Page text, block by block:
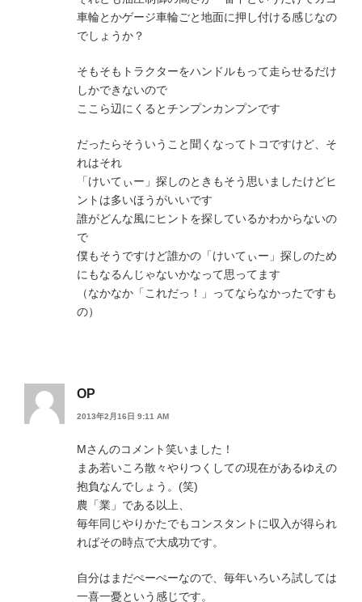
車輪とかゲージ車輪ごと地面に押し付ける感じなの
でしょうか？
そもそもトラクターをハンドルもって走らせるだけ
しかできないので
ここら辺にくるとチンプンカンプンです
だったらそういうこと聞くなってトコですけど、そ
れはそれ
「けいてぃー」探しのときもそう思いましたけどヒ
ントは多いほうがいいです
誰がどんな風にヒントを探しているかわからないの
で
僕もそうですけど誰かの「けいてぃー」探しのため
にもなるんじゃないかなって思ってます
（なかなか「これだっ！」ってならなかったですも
の）
OP
2013年2月16日 9:11 AM
Mさんのコメント笑いました！
まあ若いころ散々やりつくしての現在があるゆえの
抱負なんでしょう。(笑)
農「業」である以上、
毎年同じやりかたでもコンスタントに収入が得られ
ればその時点で大成功です。
自分はまだぺーぺーなので、毎年いろいろ試しては
一喜一憂という感じです。